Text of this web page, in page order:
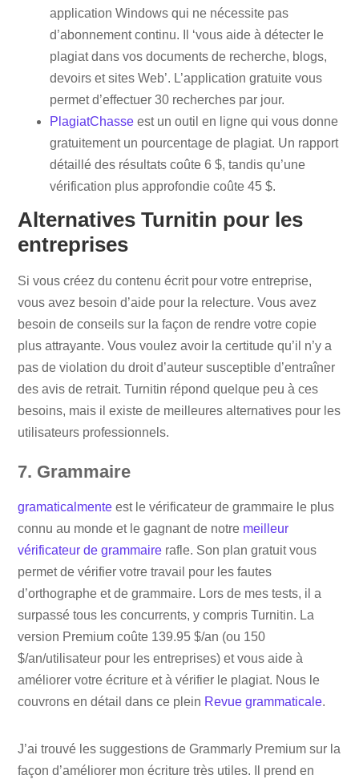
application Windows qui ne nécessite pas
d’abonnement continu. Il ‘vous aide à détecter le
plagiat dans vos documents de recherche, blogs,
devoirs et sites Web’. L’application gratuite vous
permet d’effectuer 30 recherches par jour.
PlagiatChasse est un outil en ligne qui vous donne
gratuitement un pourcentage de plagiat. Un rapport
détaillé des résultats coûte 6 $, tandis qu’une
vérification plus approfondie coûte 45 $.
Alternatives Turnitin pour les
entreprises
Si vous créez du contenu écrit pour votre entreprise,
vous avez besoin d’aide pour la relecture. Vous avez
besoin de conseils sur la façon de rendre votre copie
plus attrayante. Vous voulez avoir la certitude qu’il n’y a
pas de violation du droit d’auteur susceptible d’entraîner
des avis de retrait. Turnitin répond quelque peu à ces
besoins, mais il existe de meilleures alternatives pour les
utilisateurs professionnels.
7. Grammaire
gramaticalmente est le vérificateur de grammaire le plus
connu au monde et le gagnant de notre meilleur
vérificateur de grammaire rafle. Son plan gratuit vous
permet de vérifier votre travail pour les fautes
d’orthographe et de grammaire. Lors de mes tests, il a
surpassé tous les concurrents, y compris Turnitin. La
version Premium coûte 139.95 $/an (ou 150
$/an/utilisateur pour les entreprises) et vous aide à
améliorer votre écriture et à vérifier le plagiat. Nous le
couvrons en détail dans ce plein Revue grammaticale.
J’ai trouvé les suggestions de Grammarly Premium sur la
façon d’améliorer mon écriture très utiles. Il prend en